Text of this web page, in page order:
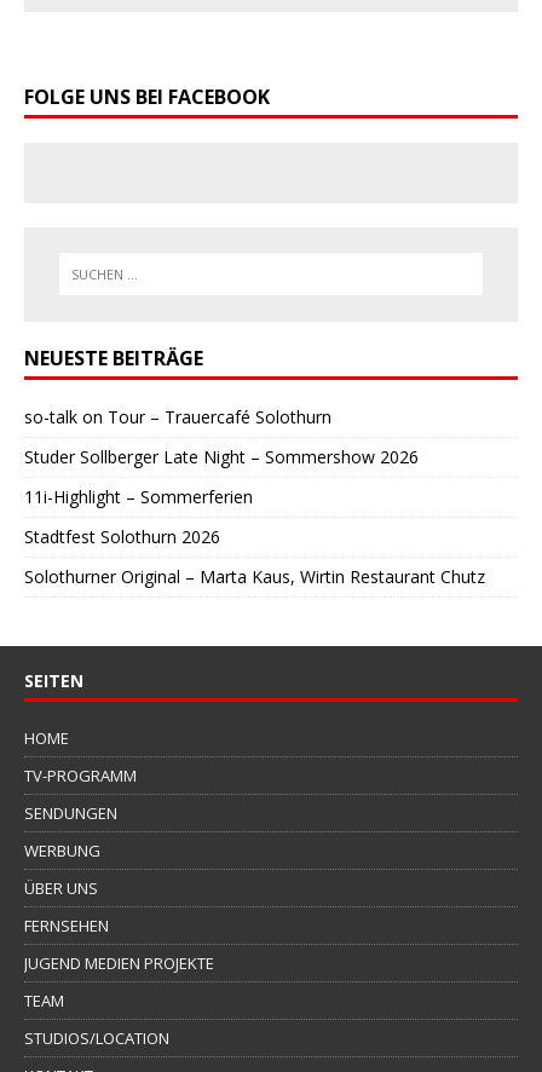
FOLGE UNS BEI FACEBOOK
NEUESTE BEITRÄGE
so-talk on Tour – Trauercafé Solothurn
Studer Sollberger Late Night – Sommershow 2026
11i-Highlight – Sommerferien
Stadtfest Solothurn 2026
Solothurner Original – Marta Kaus, Wirtin Restaurant Chutz
SEITEN
HOME
TV-PROGRAMM
SENDUNGEN
WERBUNG
ÜBER UNS
FERNSEHEN
JUGEND MEDIEN PROJEKTE
TEAM
STUDIOS/LOCATION